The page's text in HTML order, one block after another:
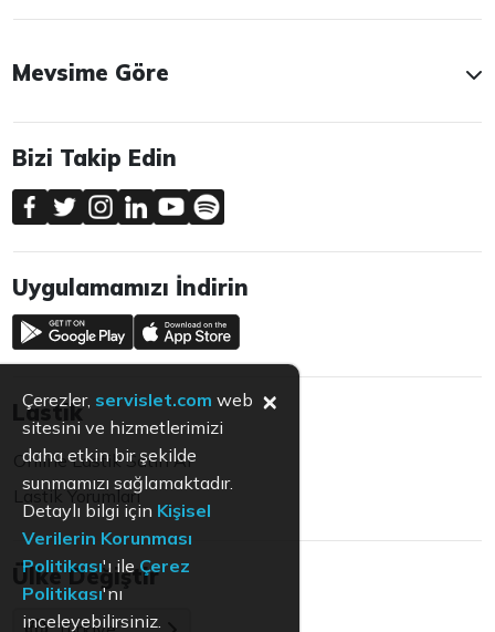
Mevsime Göre
Bizi Takip Edin
Uygulamamızı İndirin
Lastik
Online Lastik Satın Al
Lastik Yorumları
Ülke Değiştir
Çerezler, servislet.com web
sitesini ve hizmetlerimizi
daha etkin bir şekilde
sunmamızı sağlamaktadır.
Detaylı bilgi için Kişisel
Verilerin Korunması
Politikası'ı ile Çerez
Politikası'nı
inceleyebilirsiniz.
×